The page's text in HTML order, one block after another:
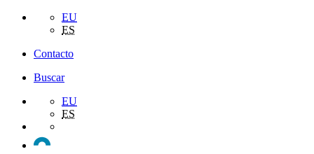
EU
ES
Contacto
Buscar
EU
ES